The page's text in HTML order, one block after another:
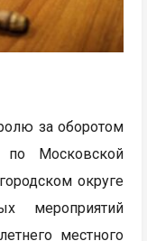
за оборотом
Московской
округе
мероприятий
местного